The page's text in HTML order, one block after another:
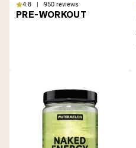
4.8 | 950 reviews
PRE-WORKOUT